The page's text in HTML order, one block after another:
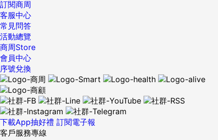
訂閱商周
客服中心
常見問答
活動總覽
商周Store
會員中心
序號兌換
下載App抽好禮 訂閱電子報
客戶服務專線